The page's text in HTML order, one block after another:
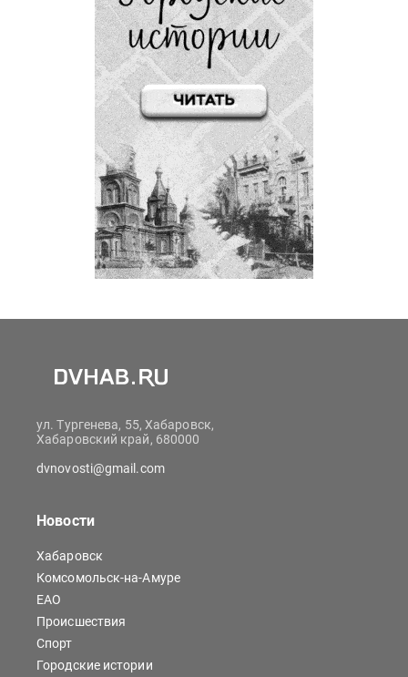
ул. Тургенева, 55, Хабаровск,
Хабаровский край, 680000
dvnovosti@gmail.com
Новости
Хабаровск
Комсомольск-на-Амуре
ЕАО
Происшествия
Спорт
Городские истории